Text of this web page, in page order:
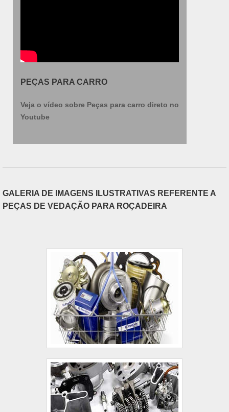
PEÇAS PARA CARRO
Veja o vídeo sobre Peças para carro direto no
Youtube
GALERIA DE IMAGENS ILUSTRATIVAS REFERENTE A
PEÇAS DE VEDAÇÃO PARA ROÇADEIRA